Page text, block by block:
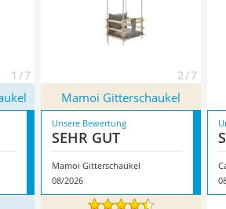
1 / 7 2 / 7
Mamoi Gitterschaukel
Unsere Bewertung
SEHR GUT
Mamoi Gitterschaukel
08/2026